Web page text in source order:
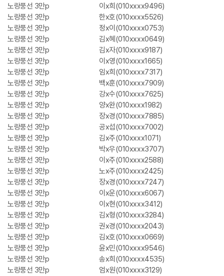
노랑풍선 3만p
이x희(010xxxx9496)
노랑풍선 3만p
한x호(010xxxx5526)
노랑풍선 3만p
정x이(010xxxx0753)
노랑풍선 3만p
김x혜(010xxxx0649)
노랑풍선 3만p
김x자(010xxxx9187)
노랑풍선 3만p
이x영(010xxxx1665)
노랑풍선 3만p
임x희(010xxxx7317)
노랑풍선 3만p
백x훈(010xxxx7909)
노랑풍선 3만p
강x수(010xxxx7625)
노랑풍선 3만p
양x완(010xxxx1982)
노랑풍선 3만p
장x경(010xxxx7885)
노랑풍선 3만p
공x섭(010xxxx7002)
노랑풍선 3만p
김x주(010xxxx1071)
노랑풍선 3만p
박x우(010xxxx3707)
노랑풍선 3만p
이x주(010xxxx2588)
노랑풍선 3만p
노x주(010xxxx2425)
노랑풍선 3만p
장x경(010xxxx7247)
노랑풍선 3만p
이x운(010xxxx6067)
노랑풍선 3만p
이x현(010xxxx3412)
노랑풍선 3만p
김x형(010xxxx3284)
노랑풍선 3만p
권x경(010xxxx2043)
노랑풍선 3만p
김x호(010xxxx0669)
노랑풍선 3만p
윤x민(010xxxx9546)
노랑풍선 3만p
송x희(010xxxx4535)
노랑풍선 3만p
엄x원(010xxxx3129)